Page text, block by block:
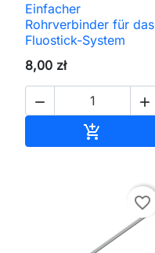
Einfacher
Rohrverbinder für das
Fluostick-System
8,00 zł
 

favorite_border